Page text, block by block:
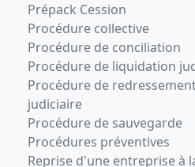
Prépack Cession
Procédure collective
Procédure de conciliation
Procédure de liquidation
Procédure de
judiciaire
Procédure de sauvegarde
Procédures préventives
Reprise d'une entreprise à